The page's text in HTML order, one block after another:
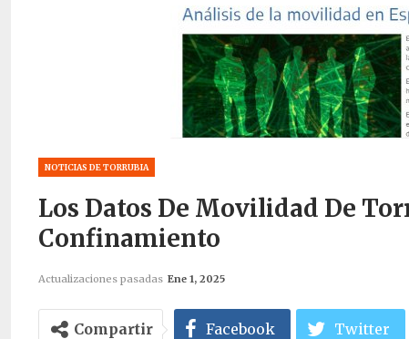
NOTICIAS DE TORRUBIA
Los Datos De Movilidad De
Confinamiento
Actualizaciones pasadas Ene 1, 2025
Compartir Facebook Twitter